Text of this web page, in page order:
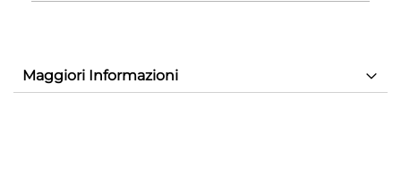
Maggiori Informazioni